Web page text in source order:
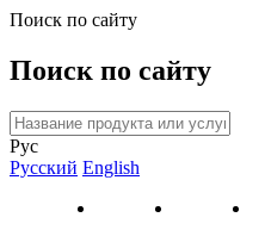
Поиск по сайту
Поиск по сайту
Рус
Русский English